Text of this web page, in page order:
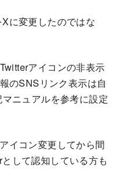
に変更したのではな
アイコンの非表示
のSNSリンク表示は自
ニュアルを参考に設定
イコン変更してから間
して認知している方も